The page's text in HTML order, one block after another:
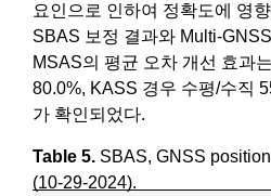
요인으로 인하여 정확도에 영
SBAS 보정 결과와 Multi-
MSAS의 평균 오차 개선 효과
80.0%, KASS 경우 수평/수직
가 확인되었다.
Table 5. SBAS, GNSS
(10-29-2024).